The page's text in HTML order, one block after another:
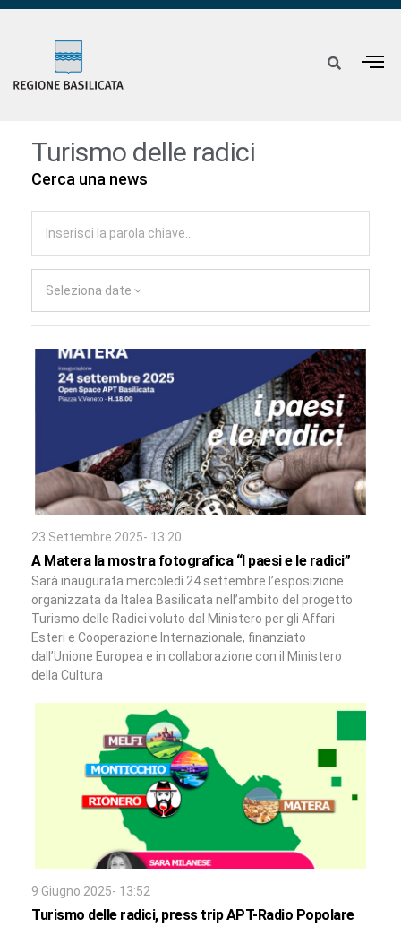
Turismo delle radici
Cerca una news
Seleziona date
23 Settembre 2025- 13:20
A Matera la mostra fotografica “I paesi e le radici”
Sarà inaugurata mercoledì 24 settembre l’esposizione
organizzata da Italea Basilicata nell’ambito del progetto
Turismo delle Radici voluto dal Ministero per gli Affari
Esteri e Cooperazione Internazionale, finanziato
dall’Unione Europea e in collaborazione con il Ministero
della Cultura
9 Giugno 2025- 13:52
Turismo delle radici, press trip APT-Radio Popolare